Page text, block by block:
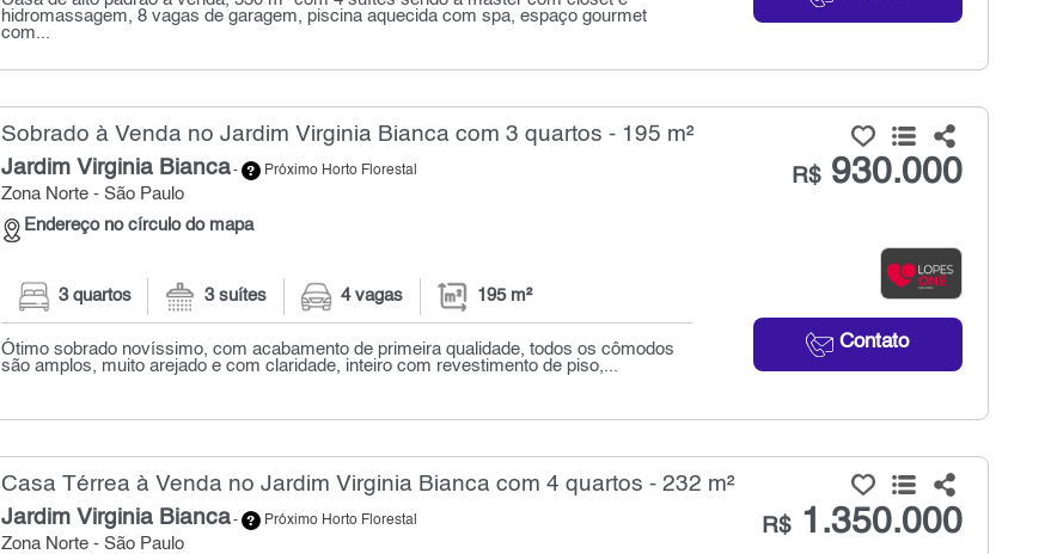
hidromassagem, 8 vagas de garagem, piscina aquecida com spa, espaço gourmet
com...
Sobrado à Venda no Jardim Virginia Bianca com 3 quartos - 195 m²
Jardim Virginia Bianca- Próximo Horto Florestal
Zona Norte - São Paulo
Endereço no círculo do mapa
R$930.000
Contato
3 quartos 3 suítes 4 vagas 195 m²
Ótimo sobrado novíssimo, com acabamento de primeira qualidade, todos os cômodos
são amplos, muito arejado e com claridade, inteiro com revestimento de piso,...
Casa Térrea à Venda no Jardim Virginia Bianca com 4 quartos - 232 m²
Jardim Virginia Bianca- Próximo Horto Florestal
Zona Norte - São Paulo
R$1.350.000